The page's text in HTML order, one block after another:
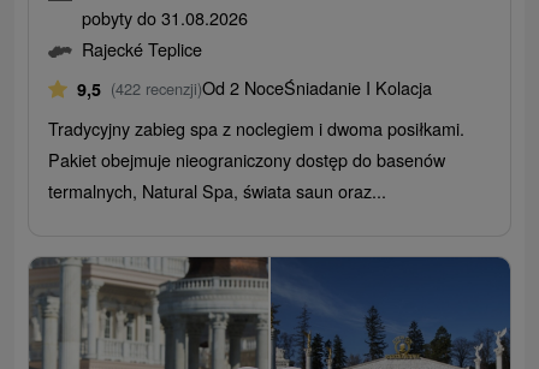
pobyty do 31.08.2026
Rajecké Teplice
9,5 (422 recenzji)Od 2 NoceŚniadanie I Kolacja
Tradycyjny zabieg spa z noclegiem i dwoma posiłkami.
Pakiet obejmuje nieograniczony dostęp do basenów
termalnych, Natural Spa, świata saun oraz...